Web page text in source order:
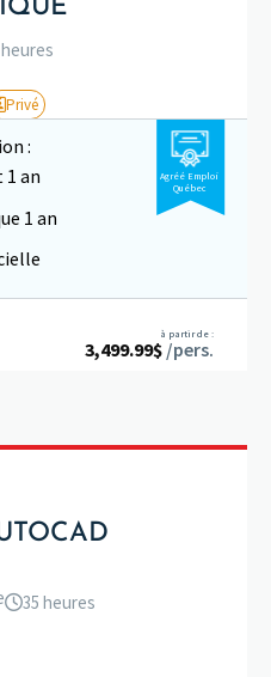
Privé
:
1 an
1 an
Agréé Emploi
Québec
à partir de :
3,499.99$ /pers.
35 heures